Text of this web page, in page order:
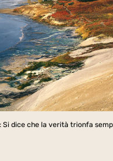
Si dice che la verità trionfa